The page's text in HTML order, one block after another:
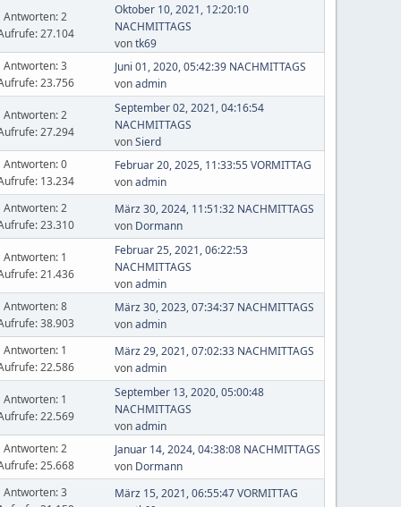
Antworten: 2
27.104
Oktober 10, 2021, 12:20:10
NACHMITTAGS
vontk69
Antworten: 3
23.756
Juni 01, 2020, 05:42:39 NACHMITTAGS
vonadmin
Antworten: 2
27.294
September 02, 2021, 04:16:54
NACHMITTAGS
vonSierd
Antworten: 0
13.234
Februar 20, 2025, 11:33:55 VORMITTAG
vonadmin
Antworten: 2
23.310
März 30, 2024, 11:51:32 NACHMITTAGS
von Dormann
Antworten: 1
21.436
Februar 25, 2021, 06:22:53
NACHMITTAGS
vonadmin
Antworten: 8
38.903
März 30, 2023, 07:34:37 NACHMITTAGS
vonadmin
Antworten: 1
22.586
März 29, 2021, 07:02:33 NACHMITTAGS
vonadmin
Antworten: 1
22.569
September 13, 2020, 05:00:48
NACHMITTAGS
vonadmin
Antworten: 2
25.668
Januar 14, 2024, 04:38:08 NACHMITTAGS
von Dormann
Antworten: 3
März 15, 2021, 06:55:47 VORMITTAG